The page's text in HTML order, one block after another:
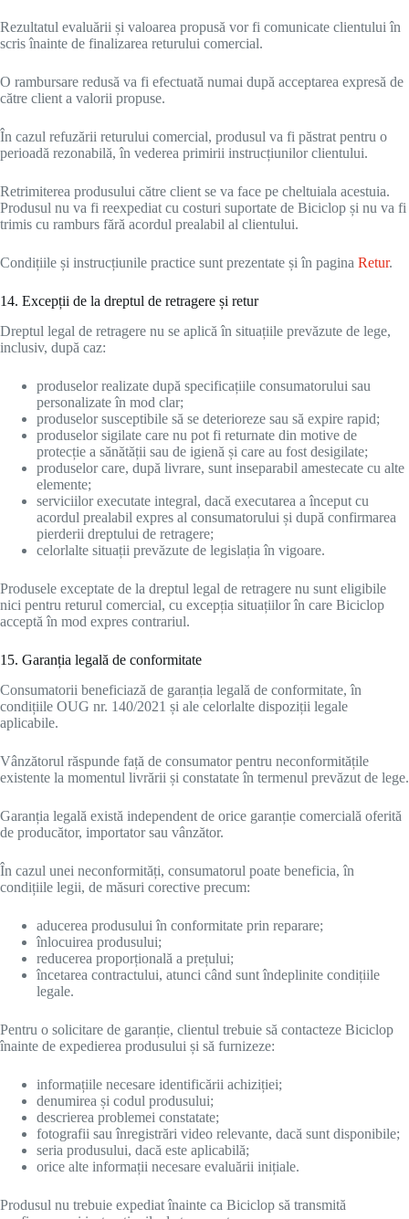
Rezultatul evaluării și valoarea propusă vor fi comunicate clientului în
scris înainte de finalizarea returului comercial.
O rambursare redusă va fi efectuată numai după acceptarea expresă de
către client a valorii propuse.
În cazul refuzării returului comercial, produsul va fi păstrat pentru o
perioadă rezonabilă, în vederea primirii instrucțiunilor clientului.
Retrimiterea produsului către client se va face pe cheltuiala acestuia.
Produsul nu va fi reexpediat cu costuri suportate de Biciclop și nu va fi
trimis cu ramburs fără acordul prealabil al clientului.
Condițiile și instrucțiunile practice sunt prezentate și în pagina Retur.
14. Excepții de la dreptul de retragere și retur
Dreptul legal de retragere nu se aplică în situațiile prevăzute de lege,
inclusiv, după caz:
produselor realizate după specificațiile consumatorului sau
personalizate în mod clar;
produselor susceptibile să se deterioreze sau să expire rapid;
produselor sigilate care nu pot fi returnate din motive de
protecție a sănătății sau de igienă și care au fost desigilate;
produselor care, după livrare, sunt inseparabil amestecate cu alte
elemente;
serviciilor executate integral, dacă executarea a început cu
acordul prealabil expres al consumatorului și după confirmarea
pierderii dreptului de retragere;
celorlalte situații prevăzute de legislația în vigoare.
Produsele exceptate de la dreptul legal de retragere nu sunt eligibile
nici pentru returul comercial, cu excepția situațiilor în care Biciclop
acceptă în mod expres contrariul.
15. Garanția legală de conformitate
Consumatorii beneficiază de garanția legală de conformitate, în
condițiile OUG nr. 140/2021 și ale celorlalte dispoziții legale
aplicabile.
Vânzătorul răspunde față de consumator pentru neconformitățile
existente la momentul livrării și constatate în termenul prevăzut de lege.
Garanția legală există independent de orice garanție comercială oferită
de producător, importator sau vânzător.
În cazul unei neconformități, consumatorul poate beneficia, în
condițiile legii, de măsuri corective precum:
aducerea produsului în conformitate prin reparare;
înlocuirea produsului;
reducerea proporțională a prețului;
încetarea contractului, atunci când sunt îndeplinite condițiile
legale.
Pentru o solicitare de garanție, clientul trebuie să contacteze Biciclop
înainte de expedierea produsului și să furnizeze:
informațiile necesare identificării achiziției;
denumirea și codul produsului;
descrierea problemei constatate;
fotografii sau înregistrări video relevante, dacă sunt disponibile;
seria produsului, dacă este aplicabilă;
orice alte informații necesare evaluării inițiale.
Produsul nu trebuie expediat înainte ca Biciclop să transmită